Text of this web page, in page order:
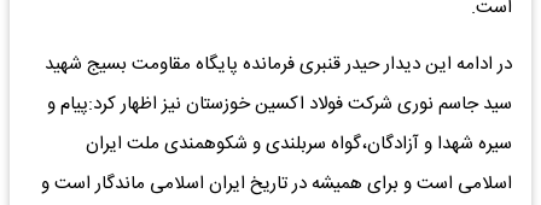
است.
در ادامه این دیدار حیدر قنبری فرمانده پایگاه مقاومت بسیج شهید
سید جاسم نوری شرکت فولاد اکسین خوزستان نیز اظهار کرد:پیام و
سیره شهدا و آزادگان،گواه سربلندی و شکوهمندی ملت ایران
اسلامی است و برای همیشه در تاریخ ایران اسلامی ماندگار است و